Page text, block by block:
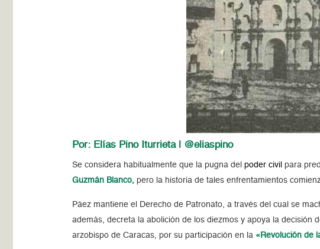
Por: Elías Pino Iturrieta | @eliaspino
Se considera habitualmente que la pugna delpoder civilpara
Guzmán Blanco, pero la historia de tales enfrentamientos
Páez mantiene el Derecho de Patronato, a través del cual se
además, decreta la abolición de los diezmos y apoya la decisión
arzobispo de Caracas, por su participación en la «Revolución de